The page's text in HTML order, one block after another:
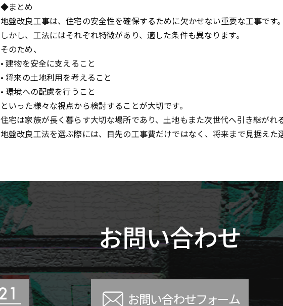
◆まとめ
地盤改良工事は、住宅の安全性を確保するために欠かせない重要な工事です。
しかし、工法にはそれぞれ特徴があり、適した条件も異なります。
そのため、
• 建物を安全に支えること
• 将来の土地利用を考えること
• 環境への配慮を行うこと
といった様々な視点から検討することが大切です。
住宅は家族が長く暮らす大切な場所であり、土地もまた次世代へ引き継がれ
地盤改良工法を選ぶ際には、目先の工事費だけではなく、将来まで見据えた
お問い合わせ